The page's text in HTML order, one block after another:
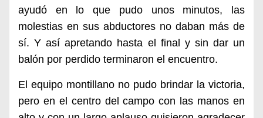
ayudó en lo que pudo unos minutos, las
molestias en sus abductores no daban más de
sí. Y así apretando hasta el final y sin dar un
balón por perdido terminaron el encuentro.
El equipo montillano no pudo brindar la victoria,
pero en el centro del campo con las manos en